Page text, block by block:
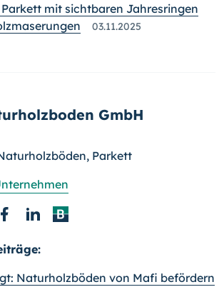
mit sichtbaren Jahresringen
03.11.2025
GmbH
Parkett
Naturholzböden von Mafi befördern